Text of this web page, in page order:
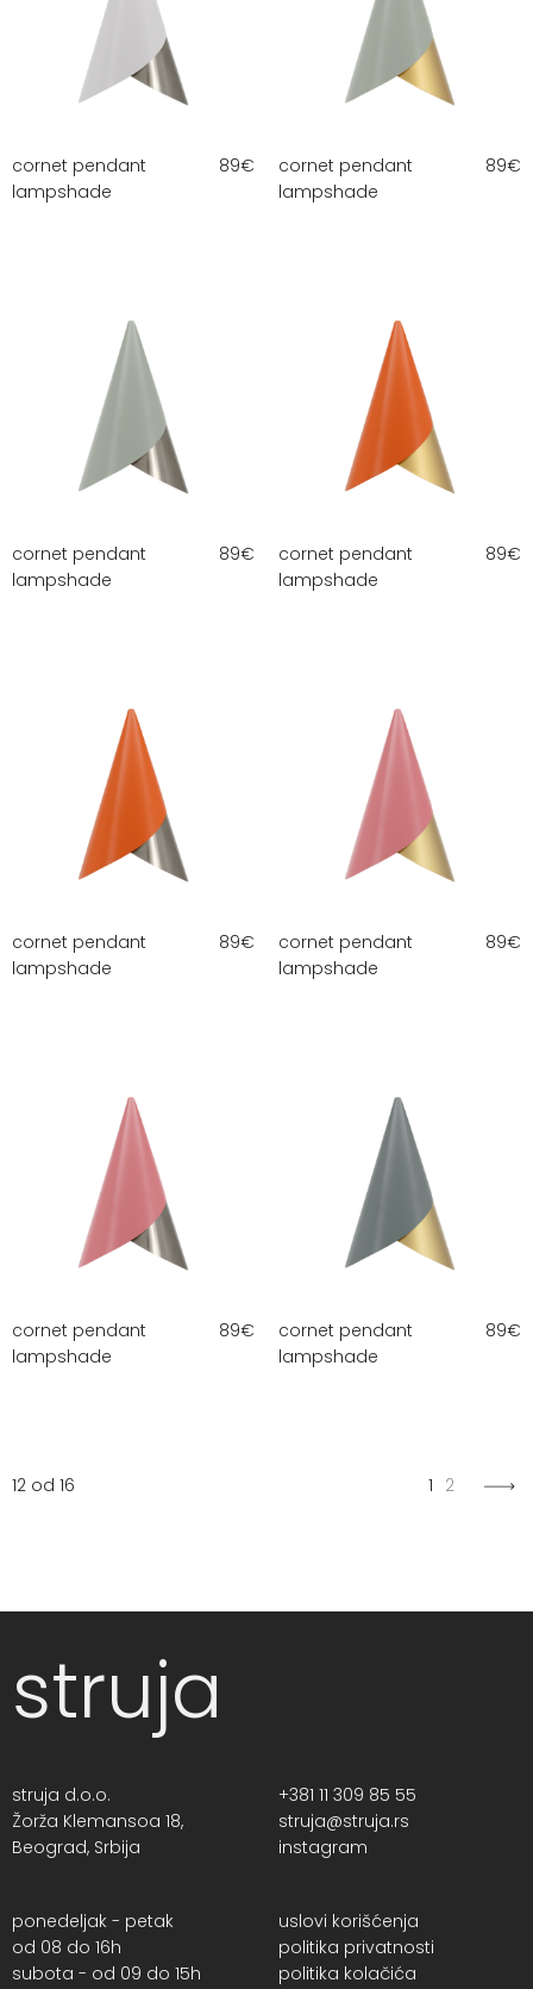
cornet pendant
lampshade
89€
cornet pendant
lampshade
89€
cornet pendant
lampshade
89€
cornet pendant
lampshade
89€
cornet pendant
lampshade
89€
cornet pendant
lampshade
89€
cornet pendant
lampshade
89€
cornet pendant
lampshade
89€
12 od 16 1 2
struja
struja d.o.o.
Žorža Klemansoa 18,
Beograd, Srbija
+381 11 309 85 55
struja@struja.rs
instagram
ponedeljak - petak
od 08 do 16h
subota - od 09 do 15h
uslovi korišćenja
politika privatnosti
politika kolačića